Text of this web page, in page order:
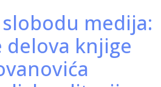
medija:
delova knjige